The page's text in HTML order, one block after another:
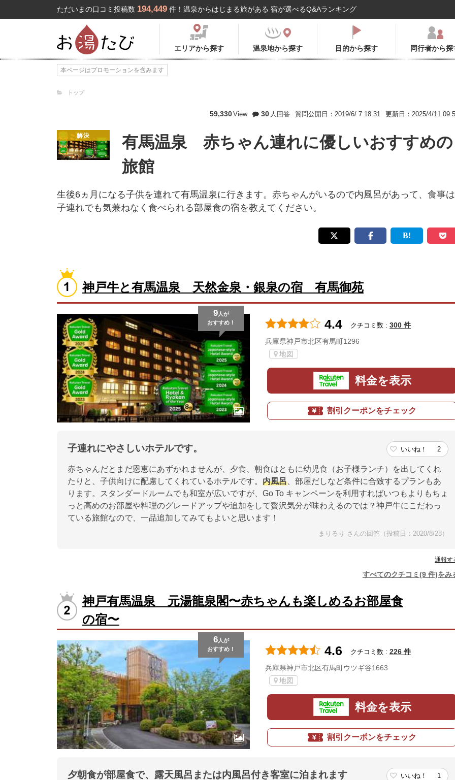
ただいまの口コミ投稿数 194,449 件！温泉からはじまる旅がある 宿が選べるQ&Aランキング
エリアから探す 温泉地から探す 目的から探す 同行者から探
本ページはプロモーションを含みます
トップ
59,330View 30 人回答 質問公開日：2019/6/ 7 18:31 更新日：2025/4/11
解決
有馬温泉 赤ちゃん連れに優しいおすすめの
旅館
生後6ヵ月になる子供を連れて有馬温泉に行きます。赤ちゃんがいるので内風呂があって、食事は
子連れでも気兼ねなく食べられる部屋食の宿を教えてください。
神戸牛と有馬温泉 天然金泉・銀泉の宿 有馬御苑
9人が
おすすめ！
4.4 クチコミ数 : 300 件
兵庫県神戸市北区有馬町1296
地図
料金を表示
割引クーポンをチェック
子連れにやさしいホテルです。 いいね！ 2
赤ちゃんだとまだ恩恵にあずかれませんが、夕食、朝食はともに幼児食（お子様ランチ）を出してくれ
たりと、子供向けに配慮してくれているホテルです。 内風呂 、部屋だしなど条件に合致するプランもあ
ります。スタンダードルームでも和室が広いですが、Go To キャンペーンを利用すればいつもよりもちょ
っと高めのお部屋や料理のグレードアップや追加をして贅沢気分が味わえるのでは？神戸牛にこだわっ
ている旅館なので、一品追加してみてもよいと思います！
まりるり さんの回答（投稿日：2020/8/28）
通報す
すべてのクチコミ(9 件)をみ
神戸有馬温泉 元湯龍泉閣〜赤ちゃんも楽しめるお部屋食
の宿〜
6人が
おすすめ！
4.6 クチコミ数 : 226 件
兵庫県神戸市北区有馬町ウツギ谷1663
地図
料金を表示
割引クーポンをチェック
夕朝食が部屋食で、露天風呂または内風呂付き客室に泊まれます いいね！ 1